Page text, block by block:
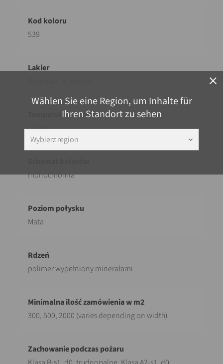
close
Wählen Sie eine Region, um Inhalte für
Ihren Standort zu sehen
Wybierz region keyboard_arrow_down
539
ciepły
monochromia
Mata
polimer wypełniony minerałami
300, 500, 2000 (varies depending on width)